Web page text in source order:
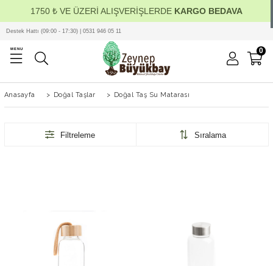
1750 ₺ VE ÜZERİ ALIŞVERİŞLERDE KARGO BEDAVA
MENU
Destek Hattı (09:00 - 17:30) | 0531 946 05 11
0
Anasayfa > Doğal Taşlar > Doğal Taş Su Matarası
Filtreleme Sıralama